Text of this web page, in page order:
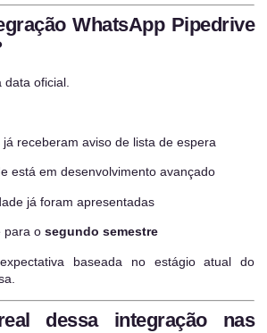
WhatsApp Pipedrive
data oficial.
receberam aviso de lista de espera
está em desenvolvimento avançado
já foram apresentadas
para o segundo semestre
baseada no estágio atual do
dessa integração nas